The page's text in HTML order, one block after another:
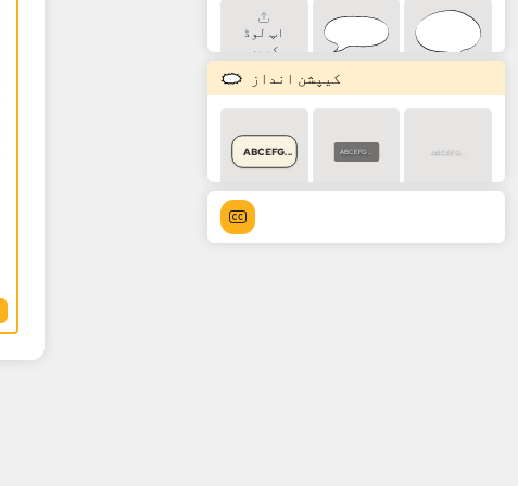
اپ لوڈ
کریں
کیپشن انداز
ABCEFG... ABCEFG... ABCEFG...
ABCEFG... ABCEFG...